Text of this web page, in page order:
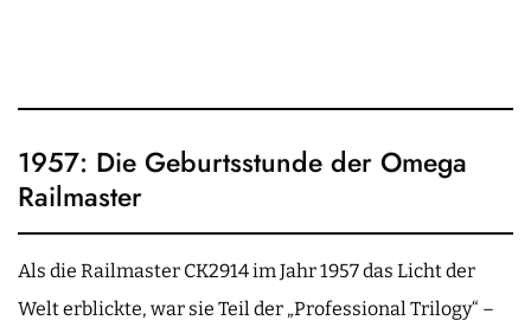
1957: Die Geburtsstunde der Omega
Railmaster
Als die Railmaster CK2914 im Jahr 1957 das Licht der
Welt erblickte, war sie Teil der „Professional Trilogy“ –